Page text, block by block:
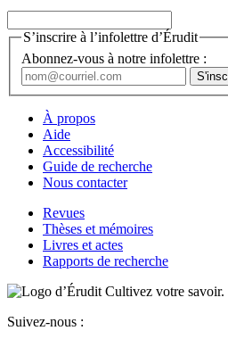
S’inscrire à l’infolettre d’Érudit
Abonnez-vous à notre infolettre :
À propos
Aide
Accessibilité
Guide de recherche
Nous contacter
Revues
Thèses et mémoires
Livres et actes
Rapports de recherche
Cultivez votre savoir.
Suivez-nous :